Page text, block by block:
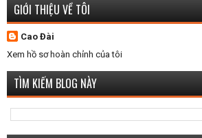
GIỚI THIỆU VỀ TÔI
Cao Đài
Xem hồ sơ hoàn chỉnh của tôi
TÌM KIẾM BLOG NÀY